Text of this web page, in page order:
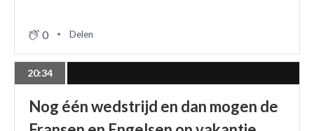
0 Delen
20:34
Nog één wedstrijd en dan mogen de